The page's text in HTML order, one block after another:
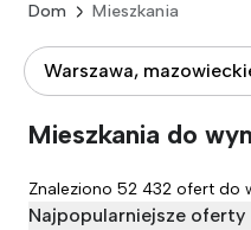
Dom Mieszkania
Warszawa,
Mieszkania do
Znaleziono 52 432 ofert do
Najpopularniejsze oferty